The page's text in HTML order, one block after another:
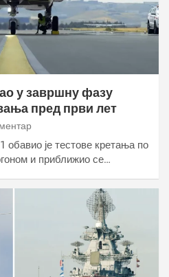
у завршну фазу
пред први лет
је тестове кретања по
и приближио се…